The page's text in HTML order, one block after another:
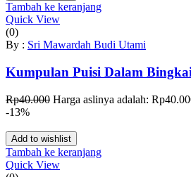
Tambah ke keranjang
Quick View
(0)
By : Sri Mawardah Budi Utami
Kumpulan Puisi Dalam
Rp40.000 Harga aslinya adalah:
-13%
Add to wishlist
Tambah ke keranjang
Quick View